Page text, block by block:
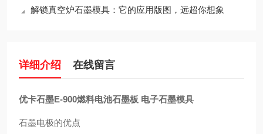
解锁真空炉石墨模具：它的应用版图，远超你想象
详细介绍 在线留言
优卡石墨E-900燃料电池石墨板 电子石墨模具
石墨电极的优点